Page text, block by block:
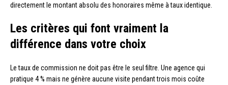
directement le montant absolu des honoraires même à taux identique.
Les critères qui font vraiment la
différence dans votre choix
Le taux de commission ne doit pas être le seul filtre. Une agence qui
pratique 4 % mais ne génère aucune visite pendant trois mois coûte